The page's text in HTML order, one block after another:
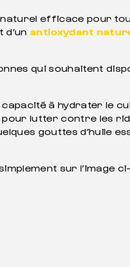
efficace pour
antioxydant
qui souhaitent
à hydrater le
lutter contre les
gouttes d’huile
sur l’image